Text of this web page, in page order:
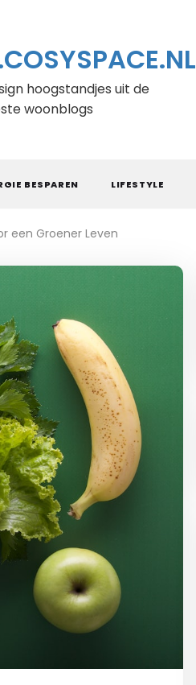
hoogstandjes uit de
woonblogs
BESPAREN LIFESTYLE
een Groener Leven